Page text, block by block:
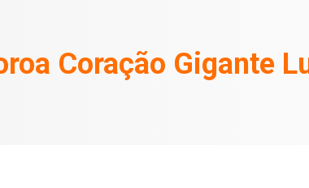
Coração Gigante